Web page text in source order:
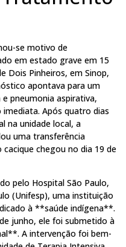
se motivo de
em estado grave em 15
Dois Pinheiros, em Sinop,
apontava para um
pneumonia aspirativa,
Após quatro dias
na unidade local, a
uma transferência
chegou no dia 19 de
pelo Hospital São Paulo,
(Unifesp), uma instituição
à **saúde indígena**.
junho, ele foi submetido à
A intervenção foi bem-